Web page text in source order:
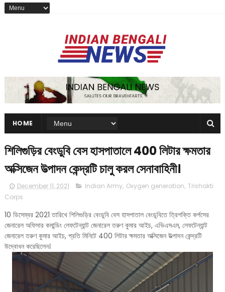
HOME
শিলিগুড়ির বেংডুবি বেস হাসপাতালে 400 লিটার ক্ষমতার
অক্সিজেন উত্পাদন কেন্দ্রটি চালু করল সেনাবাহিনী।
December 11, 2021 Indian Army, Oxygen generation, Trishakti
Corps
10 ডিসেম্বর 2021 তারিখে শিলিগুড়ির বেংডুবি বেস হাসপাতাল বেংডুবিতে ত্রিশক্তি কর্পসের
জেনারেল অফিসার কমান্ডিং লেফটেন্যান্ট জেনারেল তরুণ কুমার আইচ, এভিএসএম, লেফটেন্যান্ট
জেনারেল তরুণ কুমার আইচ, প্রতি মিনিটে 400 লিটার ক্ষমতার অক্সিজেন উত্পাদন কেন্দ্রটি
উদ্বোধন করেছিলেন।